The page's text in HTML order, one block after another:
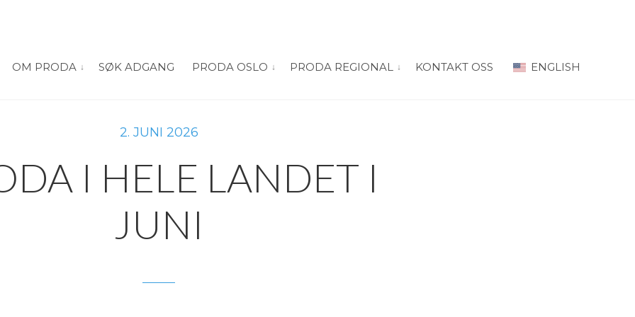
OM PRODA vis submeny for “Om PRODA”
SØK ADGANG PRODA OSLO vis submeny for “PRODA Oslo”
PRODA REGIONAL vis submeny for “PRODA Regional”
KONTAKT OSS ENGLISH
2. JUNI 2026
I HELE LANDET I
JUNI